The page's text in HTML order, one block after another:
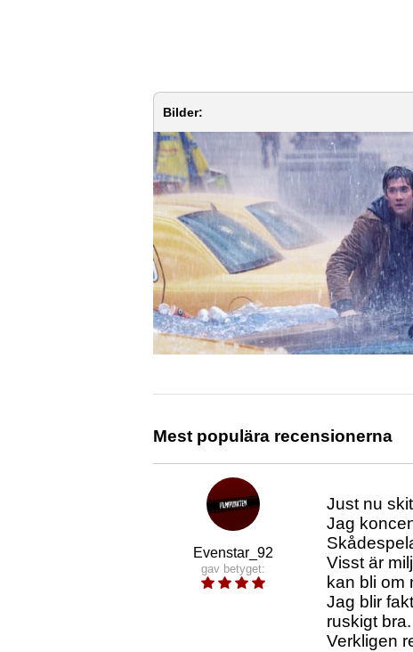
Bilder:
Mest populära recensionerna
Evenstar_92
gav betyget:
Just nu
Jag
Visst är
kan bli om
Jag blir
ruskigt bra.
Verkligen